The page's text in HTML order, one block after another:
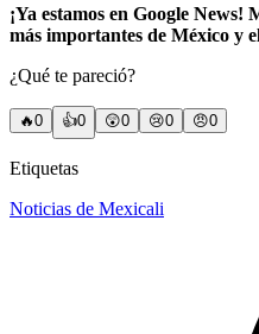
¡Ya estamos en Google
más importantes de México y
¿Qué te pareció?
🔥0 👍0 😲0 😢0 😠0
Etiquetas
Noticias de Mexicali